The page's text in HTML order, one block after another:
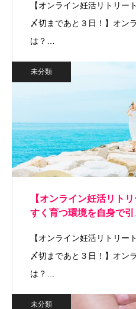
【オンライン妊活リトリー
〆切まであと３日！】オン
は？…
未分類
【オンライン妊活リト
すく育つ環境を自身で
【オンライン妊活リトリー
〆切まであと３日！】オン
は？…
未分類